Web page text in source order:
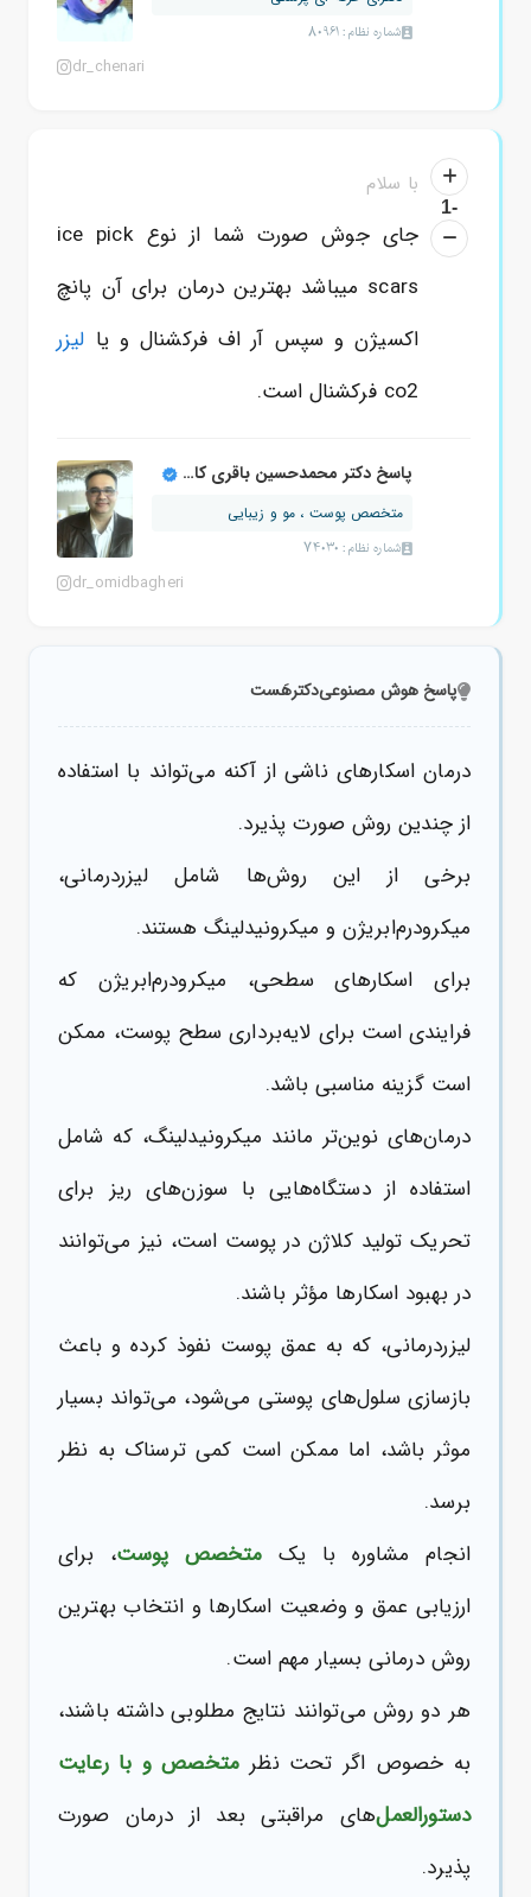
شماره نظام: 80961
dr_chenari
-1
با سلام
جای جوش صورت شما از نوع ice pick
scars میباشد بهترین درمان برای آن پانچ
اکسیژن و سپس آر اف فرکشنال و یا لیزر
co2 فرکشنال است.
پاسخ دکتر محمدحسین باقری کاشانی
متخصص پوست ، مو و زیبایی
شماره نظام: 74030
dr_omidbagheri
پاسخ هوش مصنوعیدکترهَست
درمان اسکارهای ناشی از آکنه می‌تواند با استفاده
از چندین روش صورت پذیرد.
برخی از این روش‌ها شامل لیزردرمانی،
میکرودرم‌ابریژن و میکرونیدلینگ هستند.
برای اسکارهای سطحی، میکرودرم‌ابریژن که
فرایندی است برای لایه‌برداری سطح پوست، ممکن
است گزینه مناسبی باشد.
درمان‌های نوین‌تر مانند میکرونیدلینگ، که شامل
استفاده از دستگاه‌هایی با سوزن‌های ریز برای
تحریک تولید کلاژن در پوست است، نیز می‌توانند
در بهبود اسکارها مؤثر باشند.
لیزردرمانی، که به عمق پوست نفوذ کرده و باعث
بازسازی سلول‌های پوستی می‌شود، می‌تواند بسیار
موثر باشد، اما ممکن است کمی ترسناک به نظر
برسد.
انجام مشاوره با یک متخصص پوست، برای
ارزیابی عمق و وضعیت اسکارها و انتخاب بهترین
روش درمانی بسیار مهم است.
هر دو روش می‌توانند نتایج مطلوبی داشته باشند،
به خصوص اگر تحت نظر متخصص و با رعایت
دستورالعمل‌های مراقبتی بعد از درمان صورت
پذیرد.